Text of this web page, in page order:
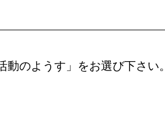
のようす」をお選び下さい。